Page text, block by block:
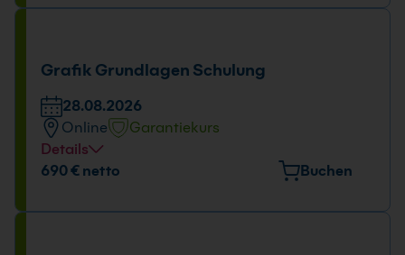
28.08.2026
Grafik Grundlagen Schulung
28.08.2026
Online
Garantiekurs
Details
Tage und Uhrzeit
690 € netto Buchen